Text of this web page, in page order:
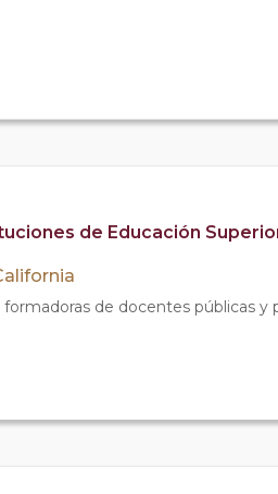
de Educación
de docentes públicas y